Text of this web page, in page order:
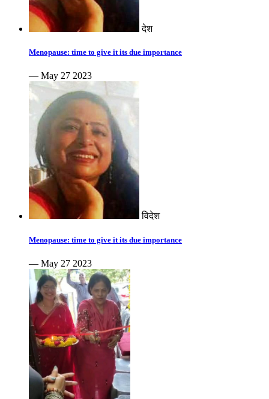
देश
Menopause: time to give it its due importance
— May 27 2023
विदेश
Menopause: time to give it its due importance
— May 27 2023